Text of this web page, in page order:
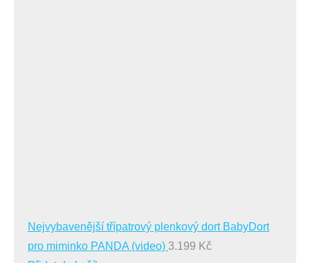
Nejvybavenější třípatrový plenkový dort BabyDort
pro miminko PANDA (video) 3.199 Kč